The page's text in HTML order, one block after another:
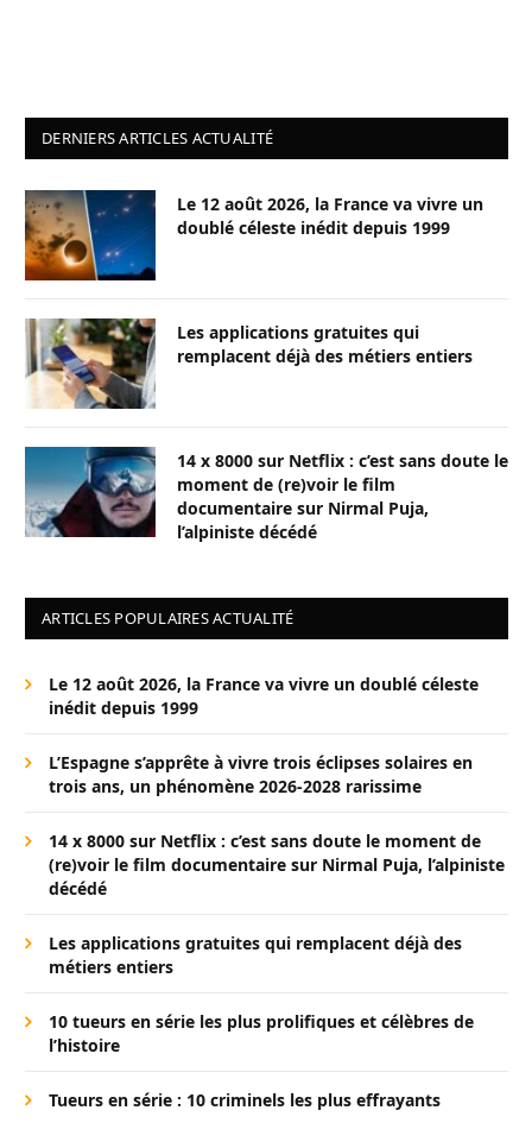
DERNIERS ARTICLES ACTUALITÉ
Le 12 août 2026, la France va vivre un
doublé céleste inédit depuis 1999
Les applications gratuites qui
remplacent déjà des métiers entiers
14 x 8000 sur Netflix : c’est sans doute le
moment de (re)voir le film
documentaire sur Nirmal Puja,
l’alpiniste décédé
ARTICLES POPULAIRES ACTUALITÉ
Le 12 août 2026, la France va vivre un doublé céleste
inédit depuis 1999
L’Espagne s’apprête à vivre trois éclipses solaires en
trois ans, un phénomène 2026-2028 rarissime
14 x 8000 sur Netflix : c’est sans doute le moment de
(re)voir le film documentaire sur Nirmal Puja, l’alpiniste
décédé
Les applications gratuites qui remplacent déjà des
métiers entiers
10 tueurs en série les plus prolifiques et célèbres de
l’histoire
Tueurs en série : 10 criminels les plus effrayants